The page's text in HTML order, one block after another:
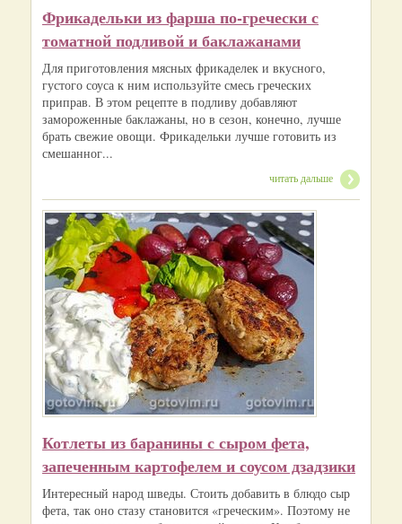
Фрикадельки из фарша по-гречески с
томатной подливой и баклажанами
Для приготовления мясных фрикаделек и вкусного,
густого соуса к ним используйте смесь греческих
приправ. В этом рецепте в подливу добавляют
замороженные баклажаны, но в сезон, конечно, лучше
брать свежие овощи. Фрикадельки лучше готовить из
смешанног...
читать дальше
Котлеты из баранины с сыром фета,
запеченным картофелем и соусом дзадзики
Интересный народ шведы. Стоить добавить в блюдо сыр
фета, так оно стазу становится «греческим». Поэтому не